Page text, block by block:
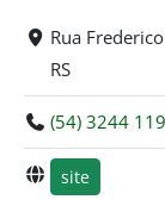
Rua
RS
(54) 3244
site